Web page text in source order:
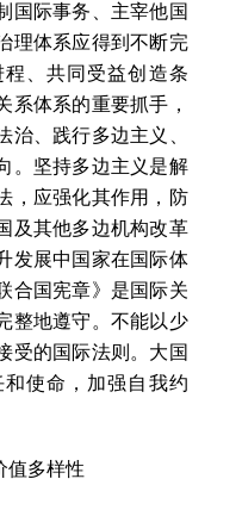
国际事务、主宰他国
理体系应得到不断完
、共同受益创造条
系体系的重要抓手，
治、践行多边主义、
。坚持多边主义是解
，应强化其作用，防
及其他多边机构改革
发展中国家在国际体
合国宪章》是国际关
整地遵守。不能以少
受的国际法则。大国
使命，加强自我约
值多样性